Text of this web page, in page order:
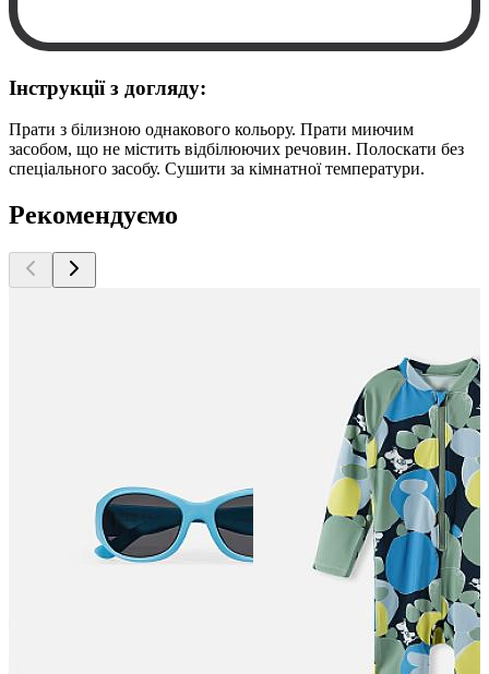
Інструкції з догляду:
Прати з білизною однакового кольору. Прати миючим
засобом, що не містить відбілюючих речовин. Полоскати без
спеціального засобу. Сушити за кімнатної температури.
Рекомендуємо